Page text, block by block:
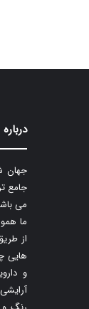
جهان
جامع
می
ما
از
هایی
و